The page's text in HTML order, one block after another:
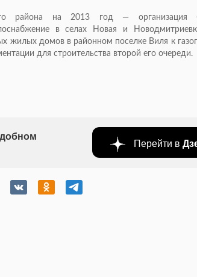
района на 2013 год — организация
в селах Новая и
жилых домов в районном поселке Виля к
для строительства второй его очереди.
Перейти в